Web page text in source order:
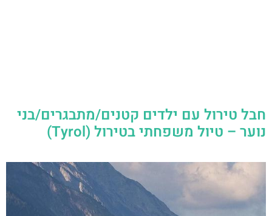
חבל טירול עם ילדים קטנים/מתבגרים/בני
נוער – טיול משפחתי בטירול (Tyrol)